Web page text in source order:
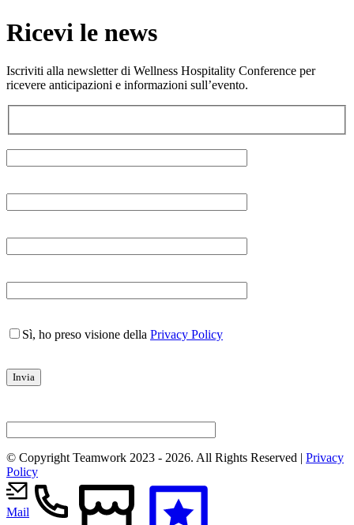
Ricevi le news
Iscriviti alla newsletter di Wellness Hospitality Conference per
ricevere anticipazioni e informazioni sull’evento.
Sì, ho preso visione della Privacy Policy
© Copyright Teamwork 2023 - 2026. All Rights Reserved | Privacy
Policy
Mail